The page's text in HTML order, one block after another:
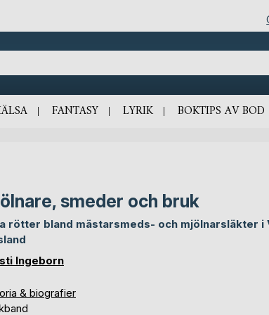
FANTASY LYRIK BOKTIPS AV BOD
smeder och bruk
rötter bland mästarsmeds- och mjölnarsläkter i
Ingeborn
& biografier